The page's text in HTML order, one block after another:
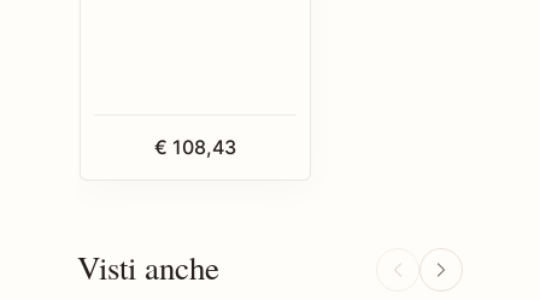
€ 108,43
Visti anche